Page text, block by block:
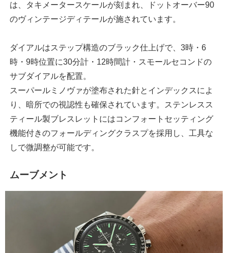
は、タキメータースケールが刻まれ、ドットオーバー90
のヴィンテージディテールが施されています。
ダイアルはステップ構造のブラック仕上げで、3時・6
時・9時位置に30分計・12時間計・スモールセコンドの
サブダイアルを配置。
スーパールミノヴァが塗布された針とインデックスによ
り、暗所での視認性も確保されています。ステンレスス
ティール製ブレスレットにはコンフォートセッティング
機能付きのフォールディングクラスプを採用し、工具な
しで微調整が可能です。
ムーブメント